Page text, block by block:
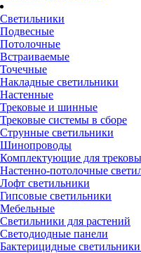
Светильники
Подвесные
Потолочные
Встраиваемые
Точечные
Накладные светильники
Настенные
Трековые и шинные
Трековые системы в сборе
Струнные светильники
Шинопроводы
Комплектующие для
Настенно-потолочные
Лофт светильники
Гипсовые светильники
Мебельные
Светильники для растений
Светодиодные панели
Бактерицидные